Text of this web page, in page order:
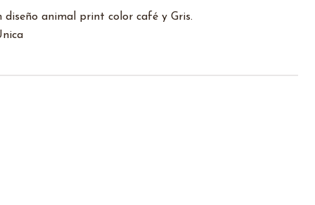
diseño animal print color café y Gris.